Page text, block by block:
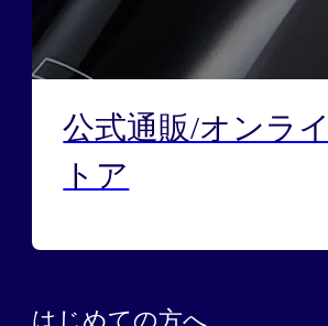
公式通販/オンラ
トア
はじめての方へ